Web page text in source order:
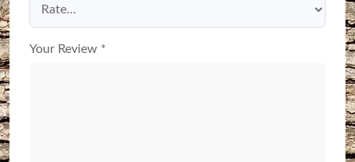
Your Review *